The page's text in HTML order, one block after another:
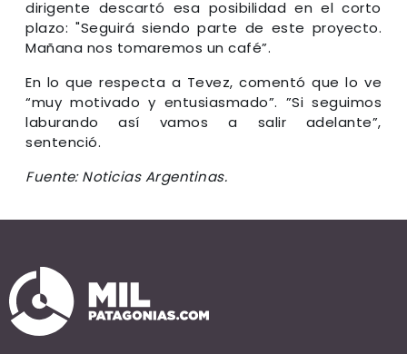
dirigente descartó esa posibilidad en el corto
plazo: "Seguirá siendo parte de este proyecto.
Mañana nos tomaremos un café”.
En lo que respecta a Tevez, comentó que lo ve
“muy motivado y entusiasmado”. ”Si seguimos
laburando así vamos a salir adelante”,
sentenció.
Fuente: Noticias Argentinas.